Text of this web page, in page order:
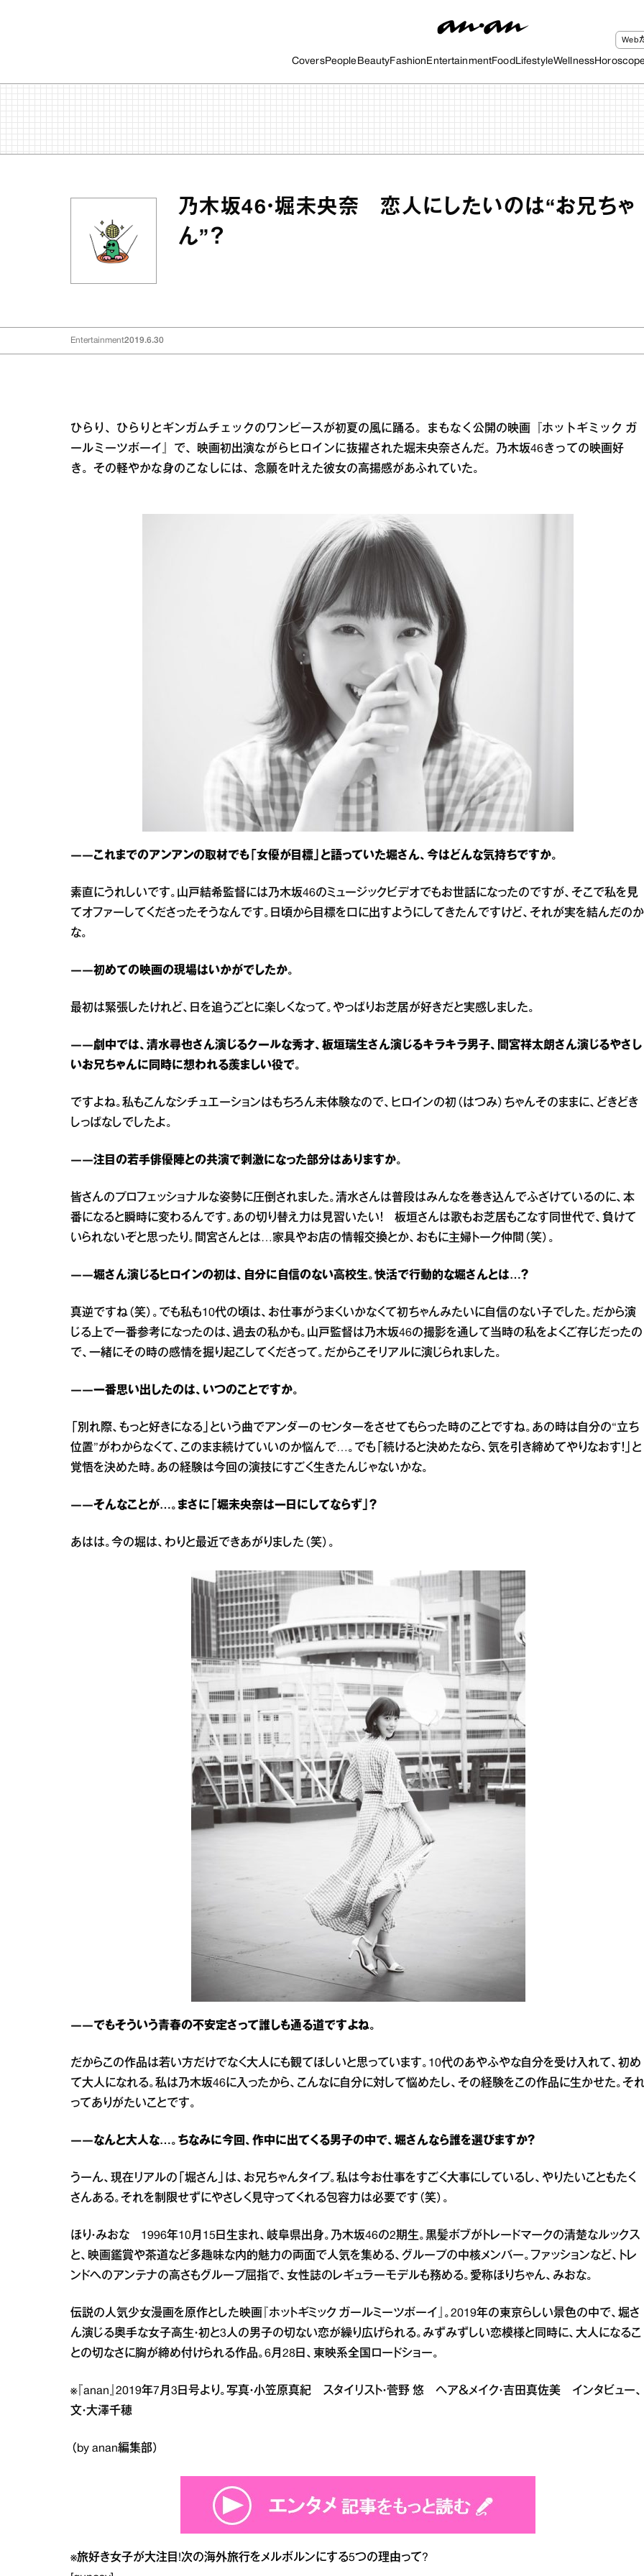
CoversPeople BeautyFashion EntertainmentFood LifestyleWellness
Web
乃木坂46・堀未央奈 恋人にしたいのは“お兄ちゃ
ん”？
Entertainment2019.6.30
ひらり、ひらりとギンガムチェックのワンピースが初夏の風に踊る。まもなく公開の映画『ホットギミック ガ
ールミーツボーイ』で、映画初出演ながらヒロインに抜擢された堀未央奈さんだ。乃木坂46きっての映画好
き。その軽やかな身のこなしには、念願を叶えた彼女の高揚感があふれていた。
――これまでのアンアンの取材でも「女優が目標」と語っていた堀さん、今はどんな気持ちですか。
素直にうれしいです。山戸結希監督には乃木坂46のミュージックビデオでもお世話になったのですが、そこで私を見
てオファーしてくださったそうなんです。日頃から目標を口に出すようにしてきたんですけど、それが実を結んだのか
な。
――初めての映画の現場はいかがでしたか。
最初は緊張したけれど、日を追うごとに楽しくなって。やっぱりお芝居が好きだと実感しました。
――劇中では、清水尋也さん演じるクールな秀才、板垣瑞生さん演じるキラキラ男子、間宮祥太朗さん演じるやさし
いお兄ちゃんに同時に想われる羨ましい役で。
ですよね。私もこんなシチュエーションはもちろん未体験なので、ヒロインの初（はつみ）ちゃんそのままに、どきどき
しっぱなしでしたよ。
――注目の若手俳優陣との共演で刺激になった部分はありますか。
皆さんのプロフェッショナルな姿勢に圧倒されました。清水さんは普段はみんなを巻き込んでふざけているのに、本
番になると瞬時に変わるんです。あの切り替え力は見習いたい！ 板垣さんは歌もお芝居もこなす同世代で、負けて
いられないぞと思ったり。間宮さんとは…家具やお店の情報交換とか、おもに主婦トーク仲間（笑）。
――堀さん演じるヒロインの初は、自分に自信のない高校生。快活で行動的な堀さんとは…？
真逆ですね（笑）。でも私も10代の頃は、お仕事がうまくいかなくて初ちゃんみたいに自信のない子でした。だから演
じる上で一番参考になったのは、過去の私かも。山戸監督は乃木坂46の撮影を通して当時の私をよくご存じだったの
で、一緒にその時の感情を掘り起こしてくださって。だからこそリアルに演じられました。
――一番思い出したのは、いつのことですか。
「別れ際、もっと好きになる」という曲でアンダーのセンターをさせてもらった時のことですね。あの時は自分の“立ち
位置”がわからなくて、このまま続けていいのか悩んで…。でも「続けると決めたなら、気を引き締めてやりなおす！」と
覚悟を決めた時。あの経験は今回の演技にすごく生きたんじゃないかな。
――そんなことが…。まさに「堀未央奈は一日にしてならず」？
あはは。今の堀は、わりと最近できあがりました（笑）。
――でもそういう青春の不安定さって誰しも通る道ですよね。
だからこの作品は若い方だけでなく大人にも観てほしいと思っています。10代のあやふやな自分を受け入れて、初め
て大人になれる。私は乃木坂46に入ったから、こんなに自分に対して悩めたし、その経験をこの作品に生かせた。そ
ってありがたいことです。
――なんと大人な…。ちなみに今回、作中に出てくる男子の中で、堀さんなら誰を選びますか？
うーん、現在リアルの「堀さん」は、お兄ちゃんタイプ。私は今お仕事をすごく大事にしているし、やりたいこともたく
さんある。それを制限せずにやさしく見守ってくれる包容力は必要です（笑）。
ほり・みおな 1996年10月15日生まれ、岐阜県出身。乃木坂46の2期生。黒髪ボブがトレードマークの清楚なルックス
と、映画鑑賞や茶道など多趣味な内的魅力の両面で人気を集める、グループの中核メンバー。ファッションなど、トレ
ンドへのアンテナの高さもグループ屈指で、女性誌のレギュラーモデルも務める。愛称ほりちゃん、みおな。
伝説の人気少女漫画を原作とした映画『ホットギミック ガールミーツボーイ』。2019年の東京らしい景色の中で、堀さ
ん演じる奥手な女子高生・初と3人の男子の切ない恋が繰り広げられる。みずみずしい恋模様と同時に、大人になるこ
との切なさに胸が締め付けられる作品。6月28日、東映系全国ロードショー。
※『anan』2019年7月3日号より。写真・小笠原真紀 スタイリスト・菅野 悠 ヘア＆メイク・吉田真佐美 インタビュー、
文・大澤千穂
（by anan編集部）
※旅好き女子が大注目!次の海外旅行をメルボルンにする5つの理由って?